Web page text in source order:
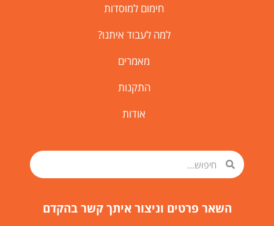
חימום למוסדות
למה לעבוד איתנו?
מאמרים
התקנות
אודות
השאר פרטים וניצור איתך קשר בהקדם